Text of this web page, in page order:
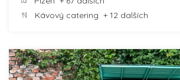
Kávový catering + 12 dalších